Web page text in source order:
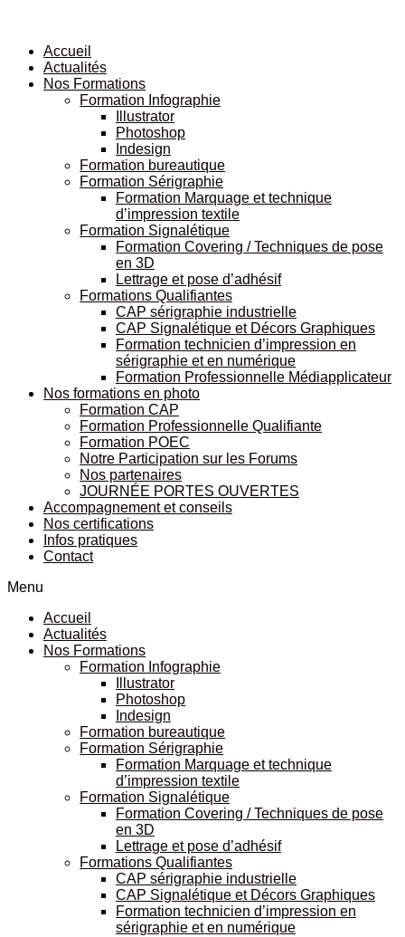
Accueil
Actualités
Nos Formations
Formation Infographie
Illustrator
Photoshop
Indesign
Formation bureautique
Formation Sérigraphie
Formation Marquage et technique
d’impression textile
Formation Signalétique
Formation Covering / Techniques de pose
en 3D
Lettrage et pose d’adhésif
Formations Qualifiantes
CAP sérigraphie industrielle
CAP Signalétique et Décors Graphiques
Formation technicien d’impression en
sérigraphie et en numérique
Formation Professionnelle Médiapplicateur
Nos formations en photo
Formation CAP
Formation Professionnelle Qualifiante
Formation POEC
Notre Participation sur les Forums
Nos partenaires
JOURNÉE PORTES OUVERTES
Accompagnement et conseils
Nos certifications
Infos pratiques
Contact
Menu
Accueil
Actualités
Nos Formations
Formation Infographie
Illustrator
Photoshop
Indesign
Formation bureautique
Formation Sérigraphie
Formation Marquage et technique
d’impression textile
Formation Signalétique
Formation Covering / Techniques de pose
en 3D
Lettrage et pose d’adhésif
Formations Qualifiantes
CAP sérigraphie industrielle
CAP Signalétique et Décors Graphiques
Formation technicien d’impression en
sérigraphie et en numérique